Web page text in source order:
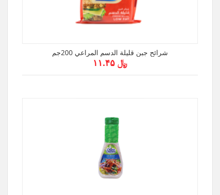
شرائح جبن قليلة الدسم المراعي 200جم
﷼ ۱۱.۴۵